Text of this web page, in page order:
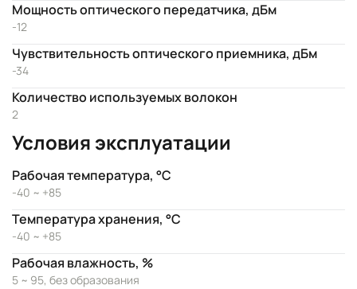
Мощность оптического передатчика, дБм
-12
Чувствительность оптического приемника, дБм
-34
Количество используемых волокон
2
Условия эксплуатации
Рабочая температура, °C
-40 ~ +85
Температура хранения, °C
-40 ~ +85
Рабочая влажность, %
5 ~ 95, без образования